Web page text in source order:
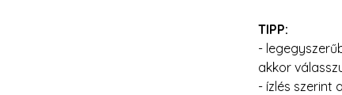
TIPP:
-
akkor
- ízlés szerint